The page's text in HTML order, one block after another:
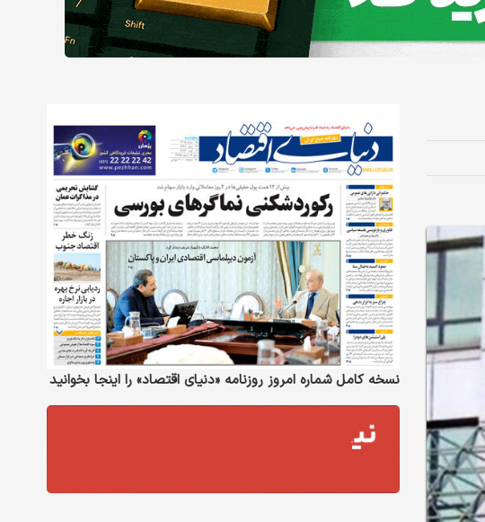
نسخه کامل شماره امروز روزنامه «دنیای‌ اقتصاد» را اینجا بخوانید